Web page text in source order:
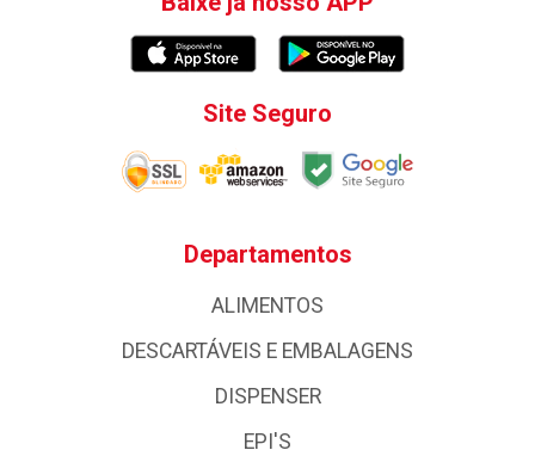
Site Seguro
Departamentos
ALIMENTOS
DESCARTÁVEIS E EMBALAGENS
DISPENSER
EPI'S